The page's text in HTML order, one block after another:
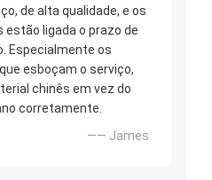
de alta qualidade, e os
ligada o prazo de
Especialmente os
esboçam o serviço,
chinês em vez do
corretamente.
—— James